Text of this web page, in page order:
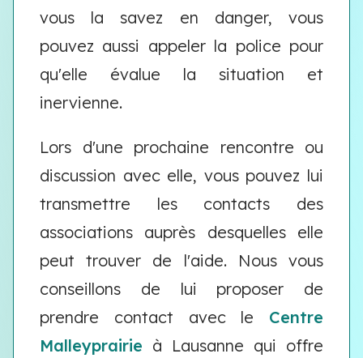
vous la savez en danger, vous
pouvez aussi appeler la police pour
qu'elle évalue la situation et
inervienne.
Lors d'une prochaine rencontre ou
discussion avec elle, vous pouvez lui
transmettre les contacts des
associations auprès desquelles elle
peut trouver de l'aide. Nous vous
conseillons de lui proposer de
prendre contact avec le Centre
Malleyprairie à Lausanne qui offre